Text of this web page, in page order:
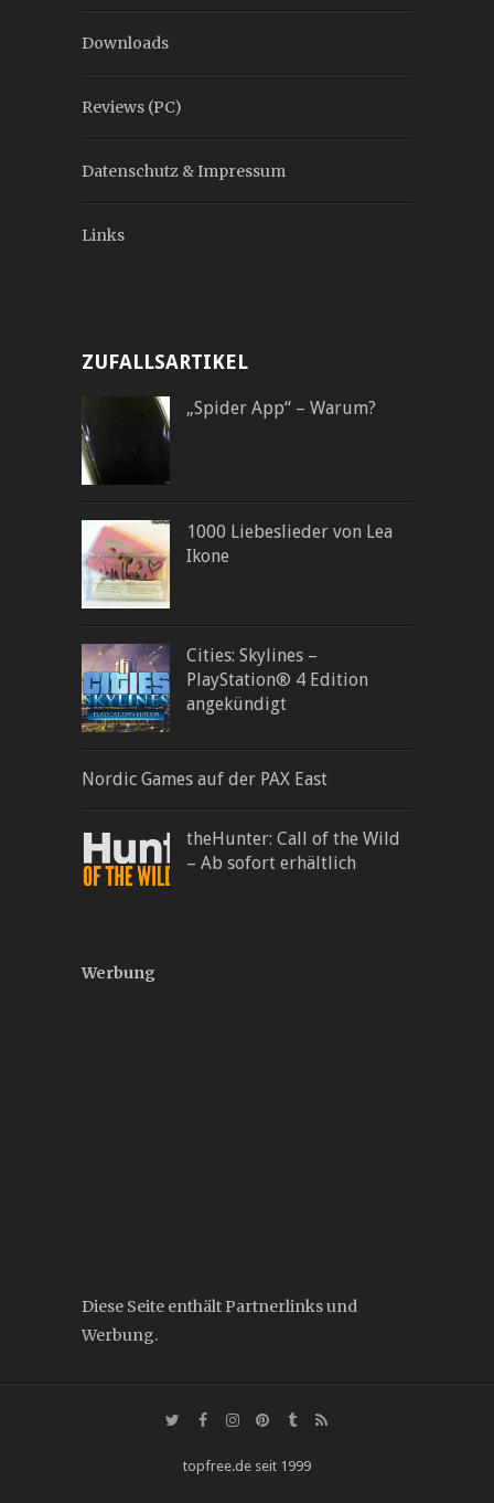
Downloads
Reviews (PC)
Datenschutz & Impressum
Links
ZUFALLSARTIKEL
„Spider App“ – Warum?
1000 Liebeslieder von Lea
Ikone
Cities: Skylines –
PlayStation® 4 Edition
angekündigt
Nordic Games auf der PAX East
theHunter: Call of the Wild
– Ab sofort erhältlich
Werbung
Diese Seite enthält Partnerlinks und
Werbung.
topfree.de seit 1999